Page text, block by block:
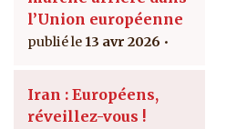
l’Union européenne
13 avr 2026
Iran : Européens,
réveillez-vous !